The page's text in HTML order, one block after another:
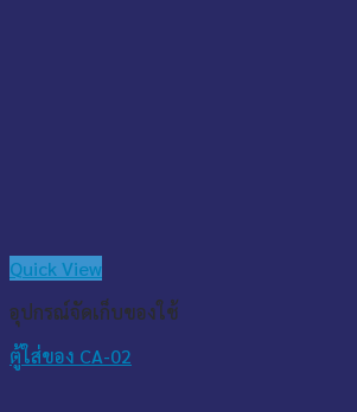
Quick View
อุปกรณ์จัดเก็บของใช้
ตู้ใส่ของ CA-02